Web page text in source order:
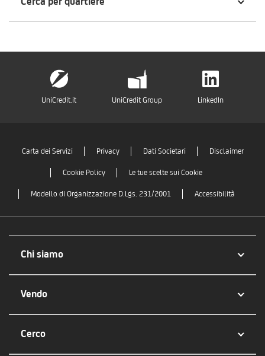
UniCredit.it UniCredit Group LinkedIn
Carta dei Servizi Privacy Dati Societari Disclaimer
Cookie Policy Le tue scelte sui Cookie
Modello di Organizzazione D.Lgs. 231/2001 Accessibilità
Chi siamo
Vendo
Cerco